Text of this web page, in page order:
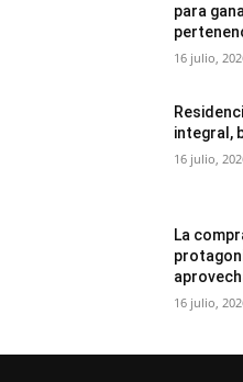
para
16 julio,
integral,
16 julio,
La
16 julio,